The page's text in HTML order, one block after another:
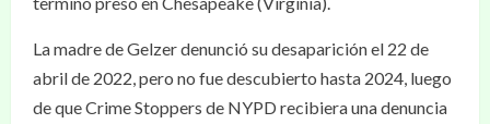
La madre de Gelzer denunció su desaparición el 22 de
abril de 2022, pero no fue descubierto hasta 2024, luego
de que Crime Stoppers de NYPD recibiera una denuncia